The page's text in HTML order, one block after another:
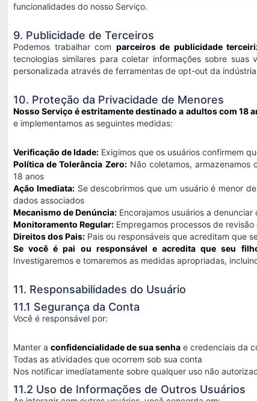
funcionalidades do nosso Serviço.
9. Publicidade de Terceiros
Podemos trabalhar com parceiros de publicidade
tecnologias similares para coletar informações sobre
personalizada através de ferramentas de opt-out da
10. Proteção da Privacidade de Menores
Nosso Serviço é estritamente destinado a adultos com 18
e implementamos as seguintes medidas:
Verificação de Idade: Exigimos que os usuários confirmem
Política de Tolerância Zero:Não coletamos, armazenamos
18 anos
Ação Imediata:Se descobrirmos que um usuário é menor
dados associados
Mecanismo de Denúncia: Encorajamos usuários a
Monitoramento Regular: Empregamos processos de
Direitos dos Pais: Pais ou responsáveis que acreditam que
Se você é pai ou responsável e acredita que seu
Investigaremos e tomaremos as medidas apropriadas,
11. Responsabilidades do Usuário
11.1 Segurança da Conta
Você é responsável por:
Manter a confidencialidade de sua senha e credenciais da
Todas as atividades que ocorrem sob sua conta
Nos notificar imediatamente sobre qualquer uso não
11.2 Uso de Informações de Outros Usuários